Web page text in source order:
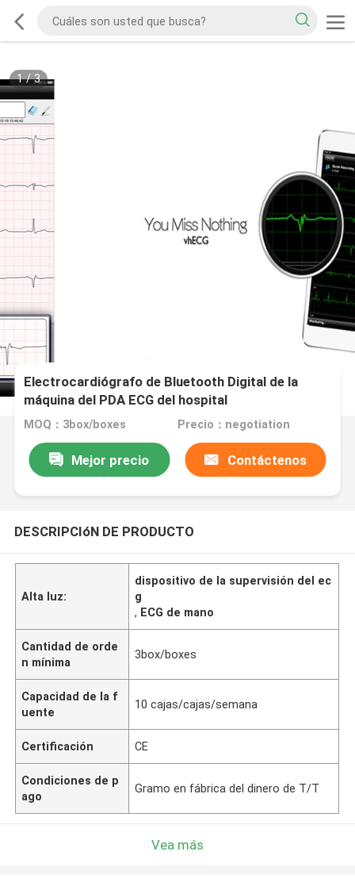
1/3
Electrocardiógrafo de Bluetooth Digital de la
máquina del PDA ECG del hospital
MOQ：3box/boxes Precio：negotiation
Mejor precio Contáctenos
DESCRIPCIóN DE PRODUCTO
Alta luz:
dispositivo de la supervisión del ec
g
, ECG de mano
Cantidad de orde
n mínima
3box/boxes
Capacidad de la f
uente
10 cajas/cajas/semana
Certificación CE
Condiciones de p
ago
Gramo en fábrica del dinero de T/T
Vea más